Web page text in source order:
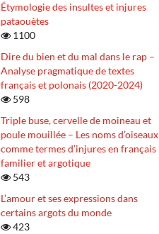
Étymologie des insultes et injures
pataouètes
1100
Dire du bien et du mal dans le rap –
Analyse pragmatique de textes
français et polonais (2020-2024)
598
Triple buse, cervelle de moineau et
poule mouillée – Les noms d’oiseaux
comme termes d’injures en français
familier et argotique
543
L’amour et ses expressions dans
certains argots du monde
423